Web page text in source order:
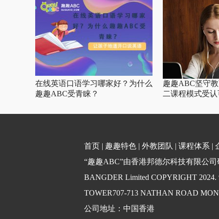
在线英语口语学习哪家好？为什么
趣趣ABC受青睐？
趣趣ABC坚守
二课程模式受
首页 | 趣趣特色 | 外教团队 | 课程体系 |
“趣趣ABC”由香港邦德尔科技有限公
BANGDER Limited COPYRIGHT
TOWER707-713 NATHAN ROAD
公司地址：中国香港